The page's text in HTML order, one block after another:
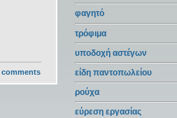
comments
φαγητό
τρόφιμα
υποδοχή αστέγων
είδη παντοπωλείου
ρούχα
εύρεση εργασίας